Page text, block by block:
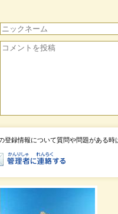
登録情報について質問や問題がある時